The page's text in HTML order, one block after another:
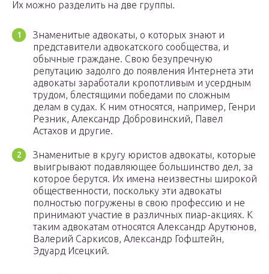
Их можно разделить на две группы.
Знаменитые адвокаты, о которых знают и
представители адвокатского сообщества, и
обычные граждане. Свою безупречную
репутацию задолго до появления Интернета эти
адвокаты заработали кропотливым и усердным
трудом, блестящими победами по сложным
делам в судах. К ним относятся, например, Генри
Резник, Александр Добровинский, Павел
Астахов и другие.
Знаменитые в кругу юристов адвокаты, которые
выигрывают подавляющее большинство дел, за
которое берутся. Их имена неизвестны широкой
общественности, поскольку эти адвокаты
полностью погружены в свою профессию и не
принимают участие в различных пиар-акциях. К
таким адвокатам относятся Александр Арутюнов,
Валерий Саркисов, Александр Гофштейн,
Эдуард Исецкий.